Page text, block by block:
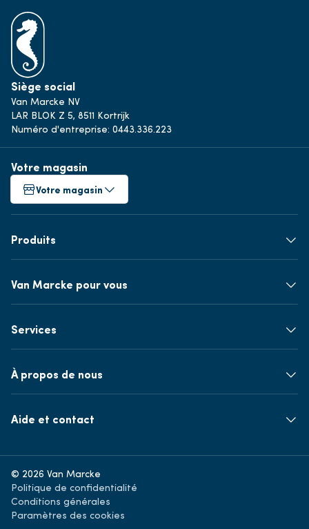
Siège social
Van Marcke NV
LAR BLOK Z 5, 8511 Kortrijk
Numéro d'entreprise: 0443.336.223
Votre magasin
Votre magasin
Produits
Van Marcke pour vous
Services
À propos de nous
Aide et contact
© 2026 Van Marcke
Politique de confidentialité
Conditions générales
Paramètres des cookies